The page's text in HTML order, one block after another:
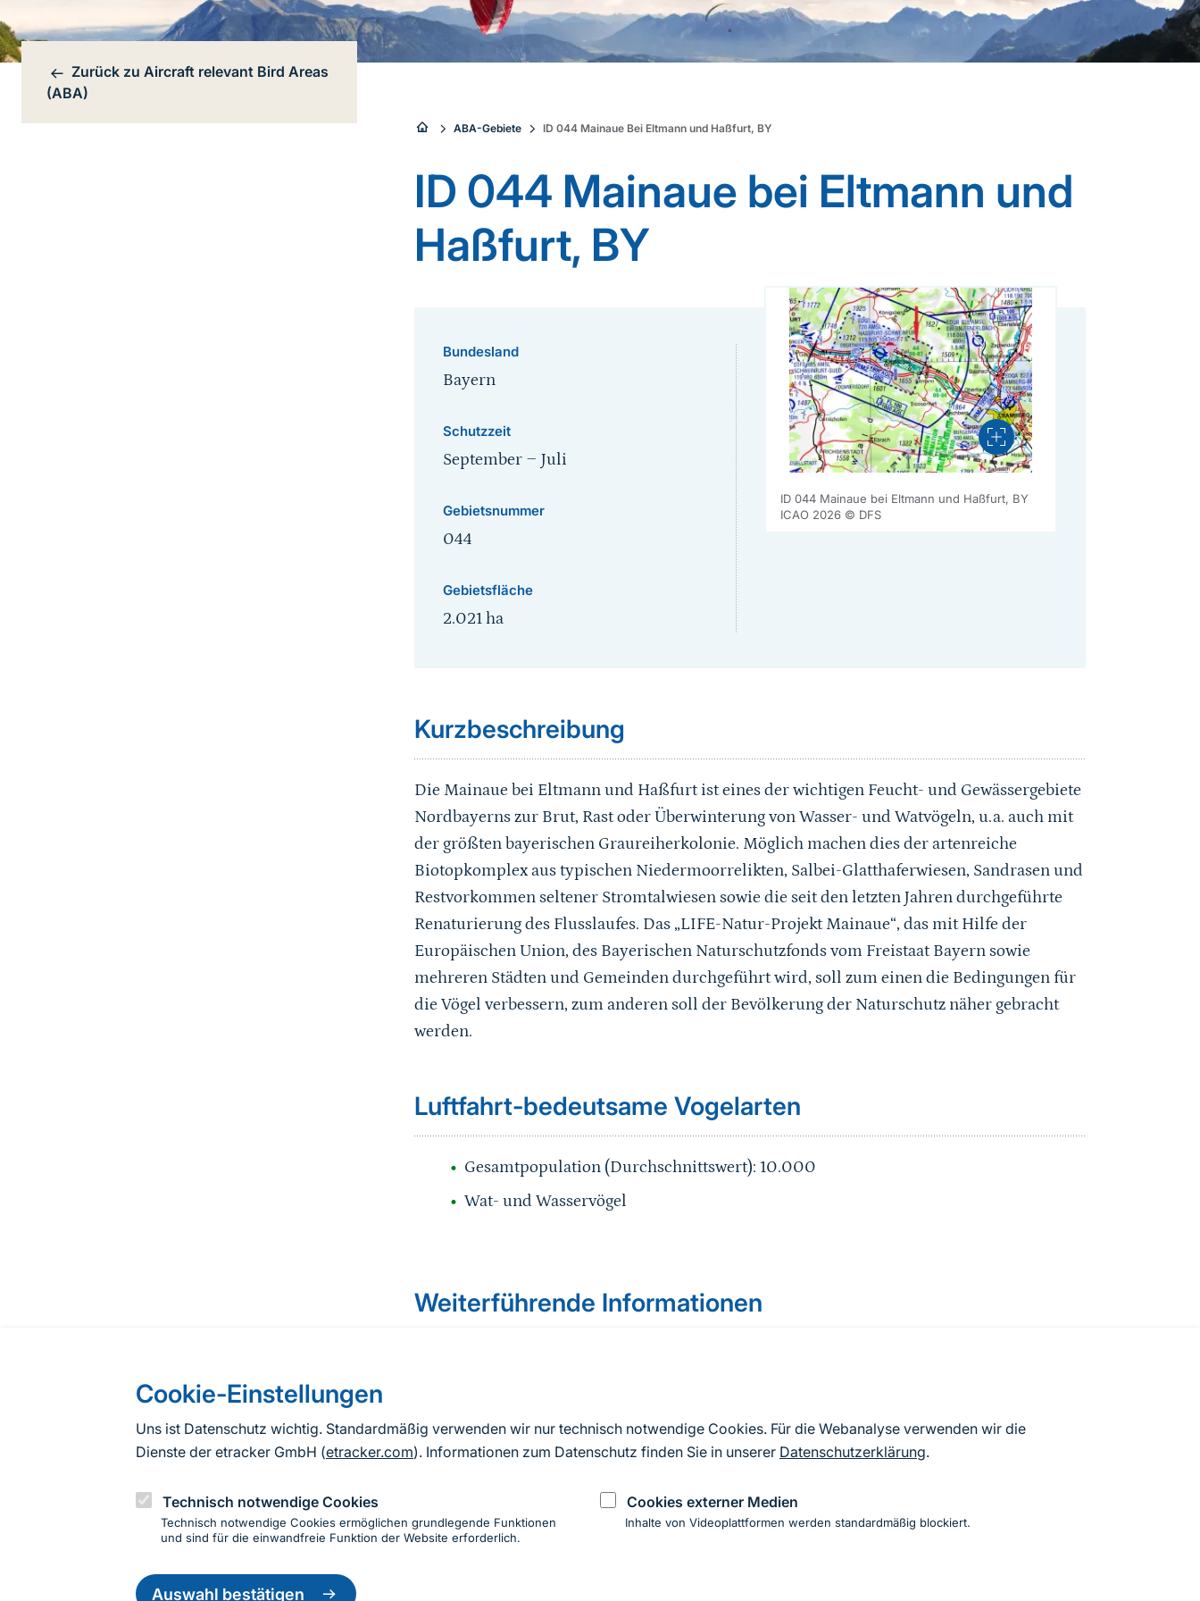
Cookie-Einstellungen
Uns ist Datenschutz wichtig. Standardmäßig verwenden wir nur technisch notwendige Cookies. Für die Webanalyse verwenden wir die
Dienste der etracker GmbH (etracker.com). Informationen zum Datenschutz finden Sie in unserer Datenschutzerklärung.
Technisch notwendige Cookies
Technisch notwendige Cookies ermöglichen grundlegende Funktionen
und sind für die einwandfreie Funktion der Website erforderlich.
Cookies externer Medien
Inhalte von Videoplattformen werden standardmäßig blockiert.
Auswahl bestätigen
Einwilligung
zurückziehen
Bereichsnavigation
Zurück zu Aircraft relevant Bird Areas
(ABA)
Sie
sind
hier:
ABA-Gebiete ID 044 Mainaue Bei Eltmann und Haßfurt, BY
ID 044 Mainaue bei Eltmann und
Haßfurt, BY
Bundesland
Bayern
Schutzzeit
September ‒ Juli
Gebietsnummer
044
Gebietsfläche
2.021ha
Vergrößern
ID 044 Mainaue bei Eltmann und Haßfurt, BY
ICAO 2026 © DFS
Kurzbeschreibung
Die Mainaue bei Eltmann und Haßfurt ist eines der wichtigen Feucht- und Gewässergebiete
Nordbayerns zur Brut, Rast oder Überwinterung von Wasser- und Watvögeln, u.a. auch mit
der größten bayerischen Graureiherkolonie. Möglich machen dies der artenreiche
Biotopkomplex aus typischen Niedermoorrelikten, Salbei-Glatthaferwiesen, Sandrasen und
Restvorkommen seltener Stromtalwiesen sowie die seit den letzten Jahren durchgeführte
Renaturierung des Flusslaufes. Das „LIFE-Natur-Projekt Mainaue“, das mit Hilfe der
Europäischen Union, des Bayerischen Naturschutzfonds vom Freistaat Bayern sowie
mehreren Städten und Gemeinden durchgeführt wird, soll zum einen die Bedingungen für
die Vögel verbessern, zum anderen soll der Bevölkerung der Naturschutz näher gebracht
werden.
Sprungmarke
Luftfahrt-bedeutsame Vogelarten
Gesamtpopulation (Durchschnittswert): 10.000
Wat- und Wasservögel
Weiterführende Informationen
Natursportinfo: Informationen zu Tierarten und Lebensräumen